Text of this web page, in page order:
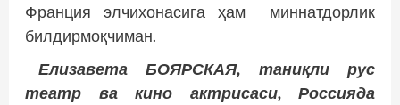
Франция элчихонасига ҳам миннатдорлик
билдирмоқчиман.
Елизавета БОЯРСКАЯ, таниқли рус
театр ва кино актрисаси, Россияда